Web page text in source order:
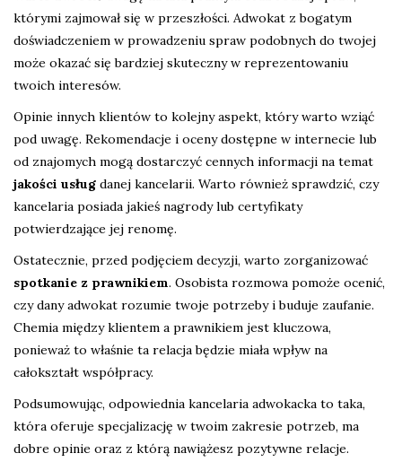
którymi zajmował się w przeszłości. Adwokat z bogatym
doświadczeniem w prowadzeniu spraw podobnych do twojej
może okazać się bardziej skuteczny w reprezentowaniu
twoich interesów.
Opinie innych klientów to kolejny aspekt, który warto wziąć
pod uwagę. Rekomendacje i oceny dostępne w internecie lub
od znajomych mogą dostarczyć cennych informacji na temat
jakości usług danej kancelarii. Warto również sprawdzić, czy
kancelaria posiada jakieś nagrody lub certyfikaty
potwierdzające jej renomę.
Ostatecznie, przed podjęciem decyzji, warto zorganizować
spotkanie z prawnikiem. Osobista rozmowa pomoże ocenić,
czy dany adwokat rozumie twoje potrzeby i buduje zaufanie.
Chemia między klientem a prawnikiem jest kluczowa,
ponieważ to właśnie ta relacja będzie miała wpływ na
całokształt współpracy.
Podsumowując, odpowiednia kancelaria adwokacka to taka,
która oferuje specjalizację w twoim zakresie potrzeb, ma
dobre opinie oraz z którą nawiążesz pozytywne relacje.